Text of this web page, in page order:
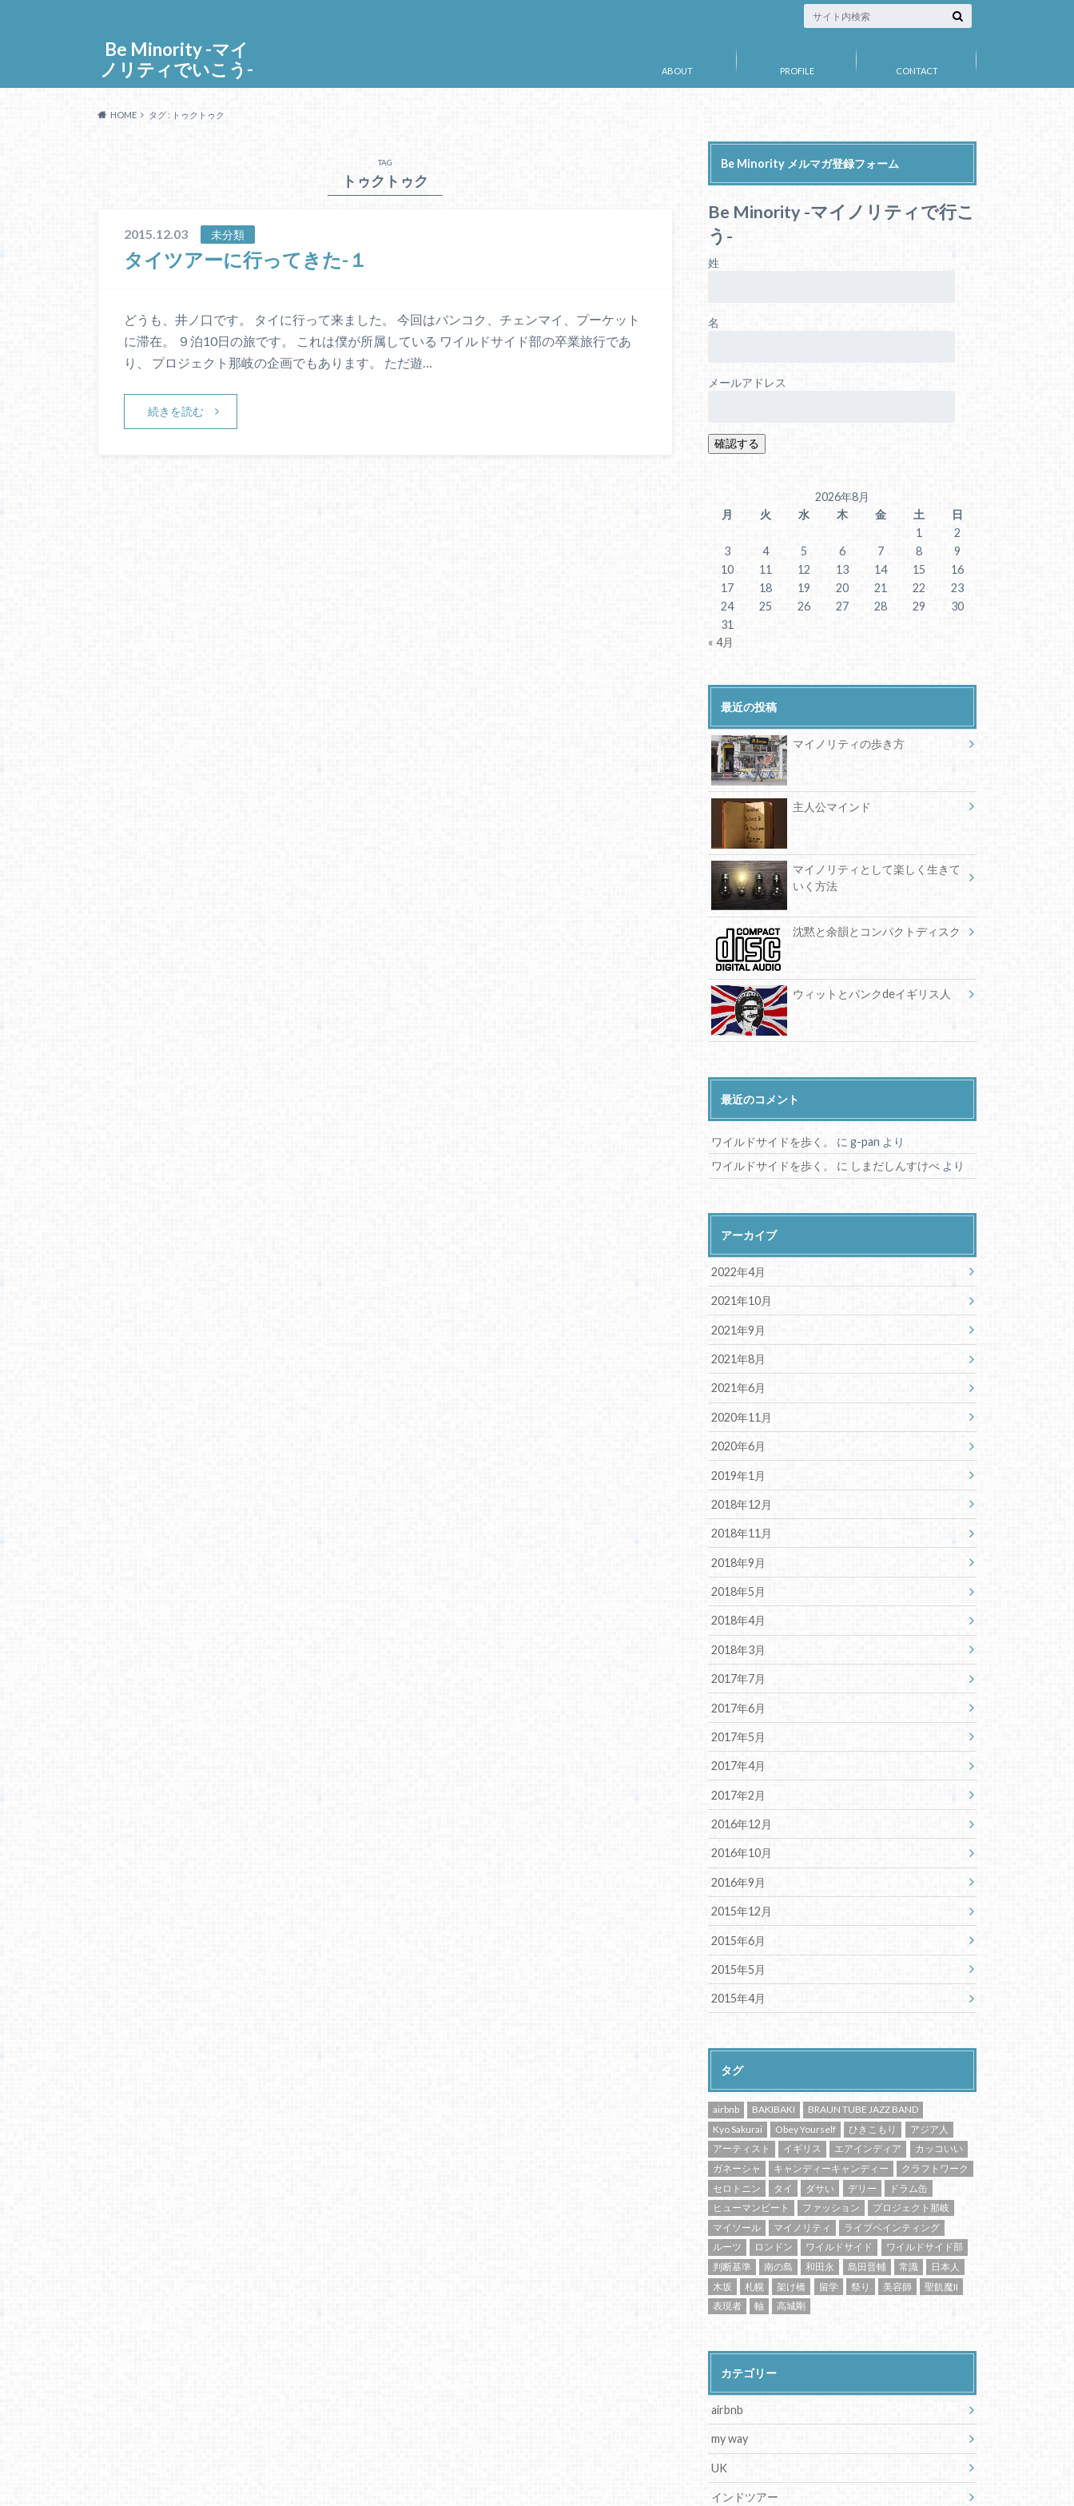
Be Minority -マイ
ノリティでいこう-
ABOUT PROFILE CONTACT
HOME タグ : トゥクトゥク
TAG
トゥクトゥク
2015.12.03 未分類
タイツアーに行ってきた-１
どうも、井ノ口です。 タイに行って来ました。 今回はバンコク、チェンマイ、プーケット
に滞在。 ９泊10日の旅です。 これは僕が所属している ワイルドサイド部の卒業旅行であ
り、 プロジェクト那岐の企画でもあります。 ただ遊…
続きを読む
Be Minority メルマガ登録フォーム
Be Minority -マイノリティで行こ
う-
姓
名
メールアドレス
2026年8月
月
火 水 木 金 土
日
1
2
3
4 5 6 7 8
9
10
11 12 13 14 15
16
17
18 19 20 21 22
23
24
25 26 27 28 29
30
31
« 4月
最近の投稿
マイノリティの歩き方
主人公マインド
マイノリティとして楽しく生きて
いく方法
沈黙と余韻とコンパクトディスク
ウィットとパンクdeイギリス人
最近のコメント
ワイルドサイドを歩く。 にg-pan より
ワイルドサイドを歩く。
に しまだしんすけべ より
アーカイブ
2022年4月
2021年10月
2021年9月
2021年8月
2021年6月
2020年11月
2020年6月
2019年1月
2018年12月
2018年11月
2018年9月
2018年5月
2018年4月
2018年3月
2017年7月
2017年6月
2017年5月
2017年4月
2017年2月
2016年12月
2016年10月
2016年9月
2015年12月
2015年6月
2015年5月
2015年4月
タグ
airbnb BAKIBAKI
BRAUN TUBE JAZZ BAND
Kyo Sakurai
Obey Yourself ひきこもり
アジア人
アーティスト
イギリス エアインディア
カッコいい
ガネーシャ
キャンディーキャンディー
クラフトワーク
セロトニン
タイ ダサい デリー
ドラム缶
ヒューマンビート
ファッション
プロジェクト那岐
マイソール
マイノリティ
ライブペインティング
ルーツ
ロンドン ワイルドサイド
ワイルドサイド部
判断基準
南の島 和田永 島田晋輔 常識
日本人
木坂
札幌 架け橋 留学 祭り 美容師
聖飢魔II
表現者
軸 高城剛
カテゴリー
airbnb
my way
UK
インドツアー